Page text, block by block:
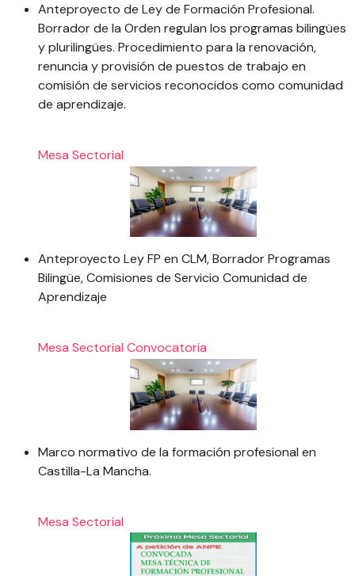
Anteproyecto de Ley de Formación Profesional.
Borrador de la Orden regulan los programas bilingües
y plurilingües. Procedimiento para la renovación,
renuncia y provisión de puestos de trabajo en
comisión de servicios reconocidos como comunidad
de aprendizaje.
Mesa Sectorial
Anteproyecto Ley FP en CLM, Borrador Programas
Bilingüe, Comisiones de Servicio Comunidad de
Aprendizaje
Mesa Sectorial Convocatoria
Marco normativo de la formación profesional en
Castilla-La Mancha.
Mesa Sectorial